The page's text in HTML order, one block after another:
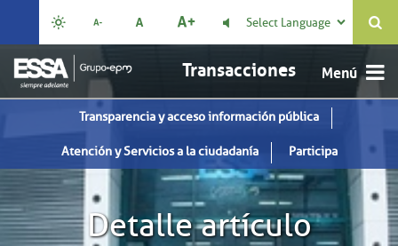
Select Language 
Transacciones
Transparencia y acceso información pública
Atención y Servicios a la ciudadanía Participa
Detalle artículo